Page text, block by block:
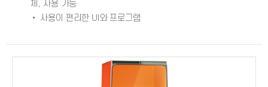
체, 사용 가능
• 사용이 편리한 UI와 프로그램